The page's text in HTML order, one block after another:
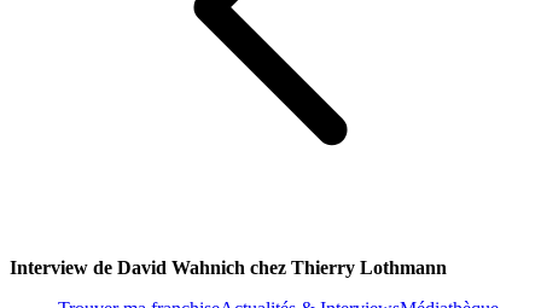
Interview de David Wahnich chez Thierry Lothmann